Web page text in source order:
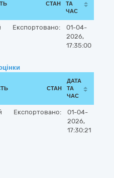
СТАН
ТА
ЧАС
Експортовано:
01-04-
2026,
17:35:00
СТАН
ДАТА
ТА
ЧАС
Експортовано:
01-04-
2026,
17:30:21